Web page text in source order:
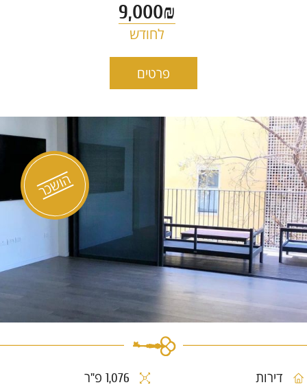
9,000₪
לחודש
פרטים
הושכר
דירה חדשה להשכרה בלב תל
אביב
דירות